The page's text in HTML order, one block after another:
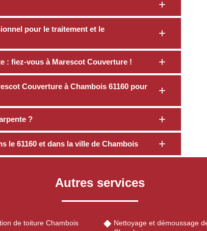
pour le traitement et le
: fiez-vous à Marescot Couverture !
Couverture à Chambois 61160 pour
?
le 61160 et dans la ville de Chambois
Autres services
de toiture Chambois
Nettoyage et démoussage